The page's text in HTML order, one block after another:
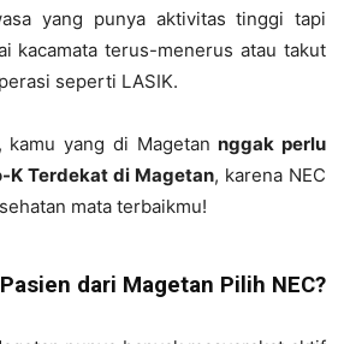
yang punya aktivitas tinggi tapi
kacamata terus-menerus atau takut
seperti LASIK.
kamu yang di Magetannggak perlu
K Terdekat di Magetan, karena NEC
mata terbaikmu!
dari Magetan Pilih NEC?